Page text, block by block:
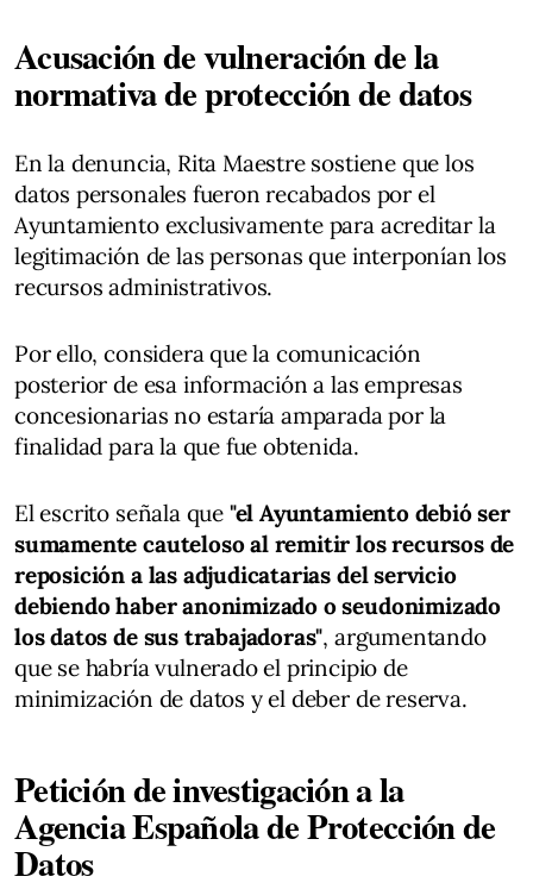
Acusación de vulneración de la
normativa de protección de datos
En la denuncia, Rita Maestre sostiene que los
datos personales fueron recabados por el
Ayuntamiento exclusivamente para acreditar la
legitimación de las personas que interponían los
recursos administrativos.
Por ello, considera que la comunicación
posterior de esa información a las empresas
concesionarias no estaría amparada por la
finalidad para la que fue obtenida.
El escrito señala que "el Ayuntamiento debió ser
sumamente cauteloso al remitir los recursos de
reposición a las adjudicatarias del servicio
debiendo haber anonimizado o seudonimizado
los datos de sus trabajadoras", argumentando
que se habría vulnerado el principio de
minimización de datos y el deber de reserva.
Petición de investigación a la
Agencia Española de Protección de
Datos